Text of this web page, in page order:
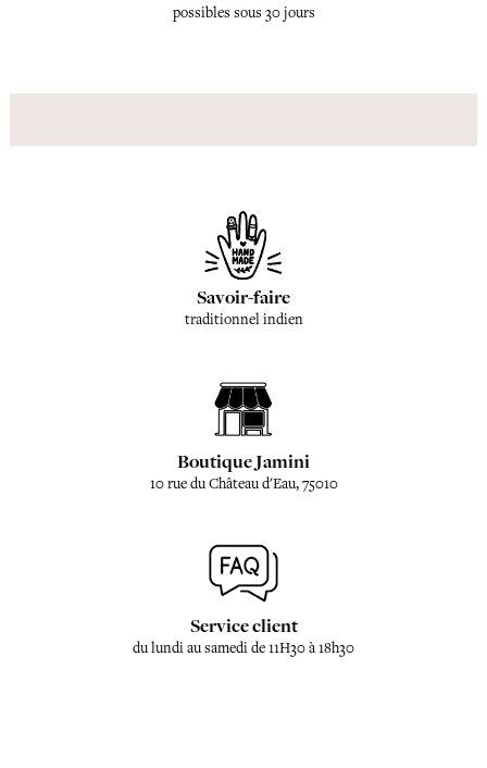
possibles sous 30 jours
Savoir-faire
traditionnel indien
Boutique Jamini
10 rue du Château d'Eau, 75010
Service client
du lundi au samedi de 11H30 à 18h30